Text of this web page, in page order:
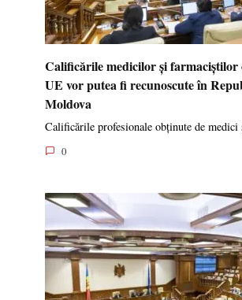
Calificările medicilor și
UE vor putea fi recunoscute în
Moldova
Calificările profesionale obținute de
0